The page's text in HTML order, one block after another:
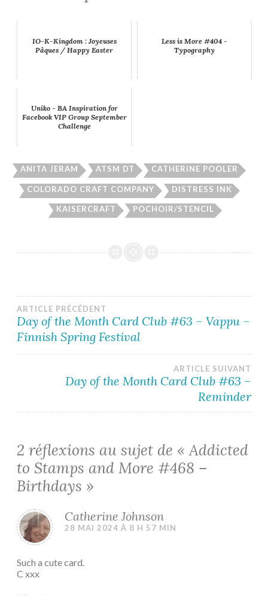
IO-K-Kingdom : Joyeuses
Pâques / Happy Easter
Less is More #404 -
Typography
Uniko - BA Inspiration for
Facebook VIP Group September
Challenge
ANITA JERAM ATSM DT CATHERINE POOLER
COLORADO CRAFT COMPANY DISTRESS INK
KAISERCRAFT POCHOIR/STENCIL
Navigation
de
l’article
ARTICLE PRÉCÉDENT
Day of the Month Card Club #63 – Vappu –
Finnish Spring Festival
ARTICLE SUIVANT
Day of the Month Card Club #63 –
Reminder
2 réflexions au sujet de «Addicted
to Stamps and More #468 –
Birthdays »
Catherine Johnson
28 MAI 2024 À 8 H 57 MIN
Such a cute card.
C xxx